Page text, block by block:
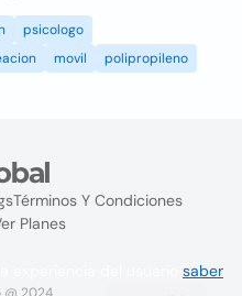
psicologo
movil
polipropileno
Términos Y Condiciones
Planes
@ 2024
saber